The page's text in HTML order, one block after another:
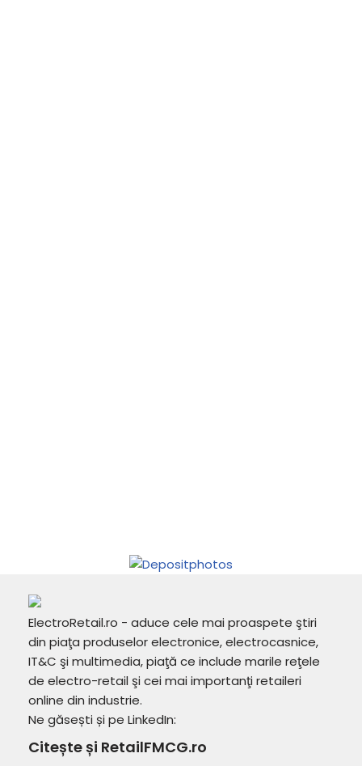
ElectroRetail.ro - aduce cele mai proaspete ştiri
din piaţa produselor electronice, electrocasnice,
IT&C şi multimedia, piaţă ce include marile reţele
de electro-retail şi cei mai importanţi retaileri
online din industrie.
Ne găsești și pe LinkedIn:
Citește și RetailFMCG.ro